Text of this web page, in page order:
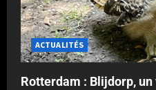
ACTUALITÉS
Rotterdam : Blijdorp,